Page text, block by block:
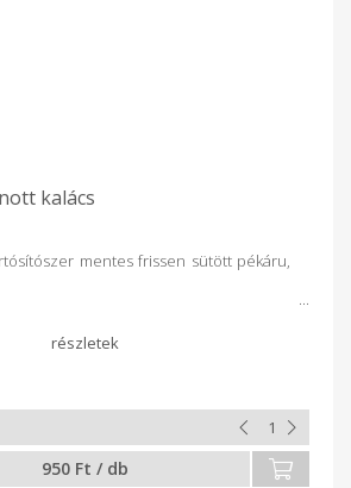
kalács
mentes frissen sütött pékáru,
950 Ft / db